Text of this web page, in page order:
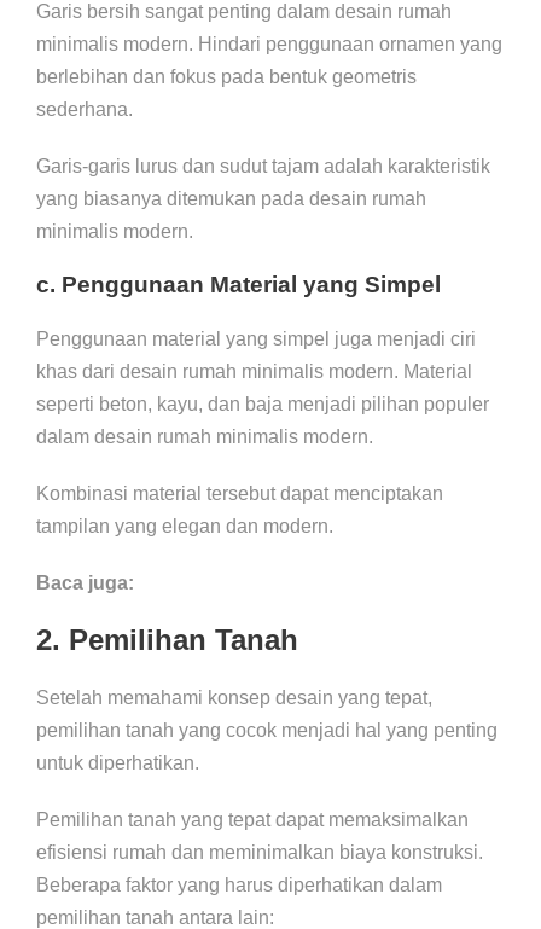
Garis bersih sangat penting dalam desain rumah
minimalis modern. Hindari penggunaan ornamen yang
berlebihan dan fokus pada bentuk geometris
sederhana.
Garis-garis lurus dan sudut tajam adalah karakteristik
yang biasanya ditemukan pada desain rumah
minimalis modern.
c. Penggunaan Material yang Simpel
Penggunaan material yang simpel juga menjadi ciri
khas dari desain rumah minimalis modern. Material
seperti beton, kayu, dan baja menjadi pilihan populer
dalam desain rumah minimalis modern.
Kombinasi material tersebut dapat menciptakan
tampilan yang elegan dan modern.
Baca juga:
2. Pemilihan Tanah
Setelah memahami konsep desain yang tepat,
pemilihan tanah yang cocok menjadi hal yang penting
untuk diperhatikan.
Pemilihan tanah yang tepat dapat memaksimalkan
efisiensi rumah dan meminimalkan biaya konstruksi.
Beberapa faktor yang harus diperhatikan dalam
pemilihan tanah antara lain: